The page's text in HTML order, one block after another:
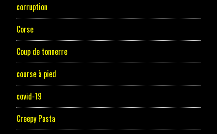
corruption
Corse
Coup de tonnerre
course à pied
covid-19
Creepy Pasta